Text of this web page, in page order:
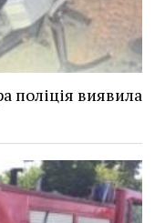
поліція виявила